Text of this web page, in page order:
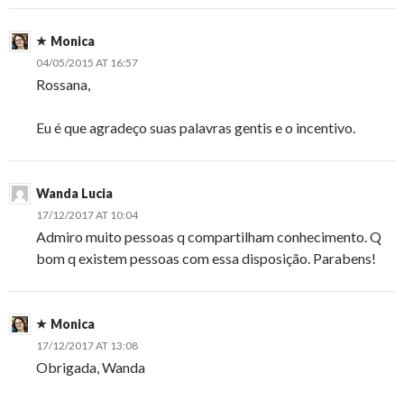
Monica
04/05/2015 AT 16:57
Rossana,
Eu é que agradeço suas palavras gentis e o incentivo.
Wanda Lucia
17/12/2017 AT 10:04
Admiro muito pessoas q compartilham conhecimento. Q
bom q existem pessoas com essa disposição. Parabens!
Monica
17/12/2017 AT 13:08
Obrigada, Wanda